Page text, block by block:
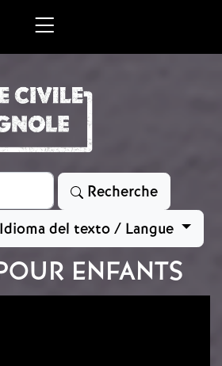
Recherche
del texto / Langue
ENFANTS